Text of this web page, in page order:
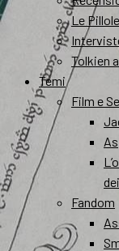
Le
Tolkien
Temi
Film e
Fandom